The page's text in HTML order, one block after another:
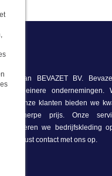
van BEVAZET BV.
en kleinere
Onze klanten bieden we
scherpe prijs. Onze
leveren we bedrijfskleding
gerust contact met ons op.